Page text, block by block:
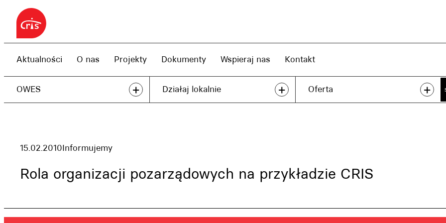
Przejdź
treści
Aktualności O nas Projekty Dokumenty Wspieraj nas Kontakt
OWES + Działaj lokalnie + Oferta +
15.02.2010Informujemy
Rola organizacji pozarządowych na przykładzie CRIS